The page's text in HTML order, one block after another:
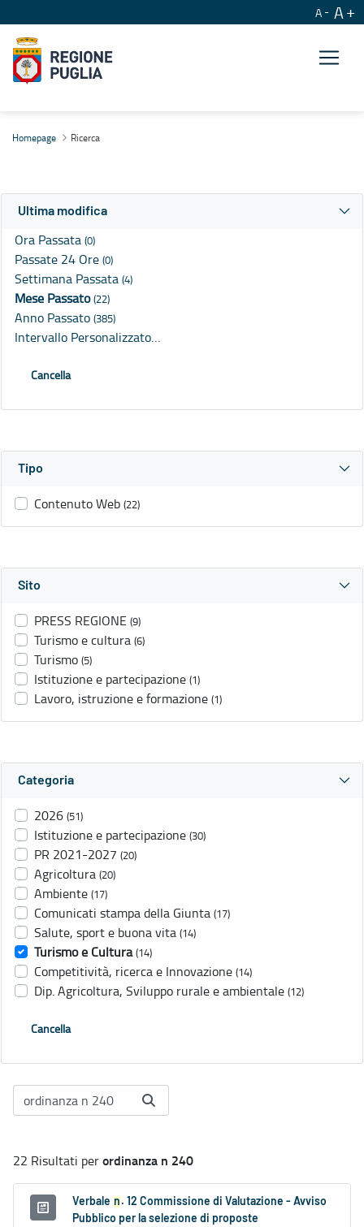
A A
Homepage Ricerca
Ultima modifica
Ora Passata (0)
Passate 24 Ore (0)
Settimana Passata (4)
Mese Passato(22)
Anno Passato (385)
Intervallo Personalizzato…
Cancella
Tipo
Contenuto Web (22)
Sito
PRESS REGIONE (9)
Turismo e cultura (6)
Turismo (5)
Istituzione e partecipazione (1)
Lavoro, istruzione e formazione (1)
Categoria
2026 (51)
Istituzione e partecipazione (30)
PR 2021-2027 (20)
Agricoltura (20)
Ambiente (17)
Comunicati stampa della Giunta (17)
Salute, sport e buona vita (14)
Turismo e Cultura (14)
Competitività, ricerca e Innovazione (14)
Dip. Agricoltura, Sviluppo rurale e ambientale (12)
Cancella
22 Risultati perordinanza n 240
Verbale n . 12 Commissione di Valutazione - Avviso
Pubblico per la selezione di proposte